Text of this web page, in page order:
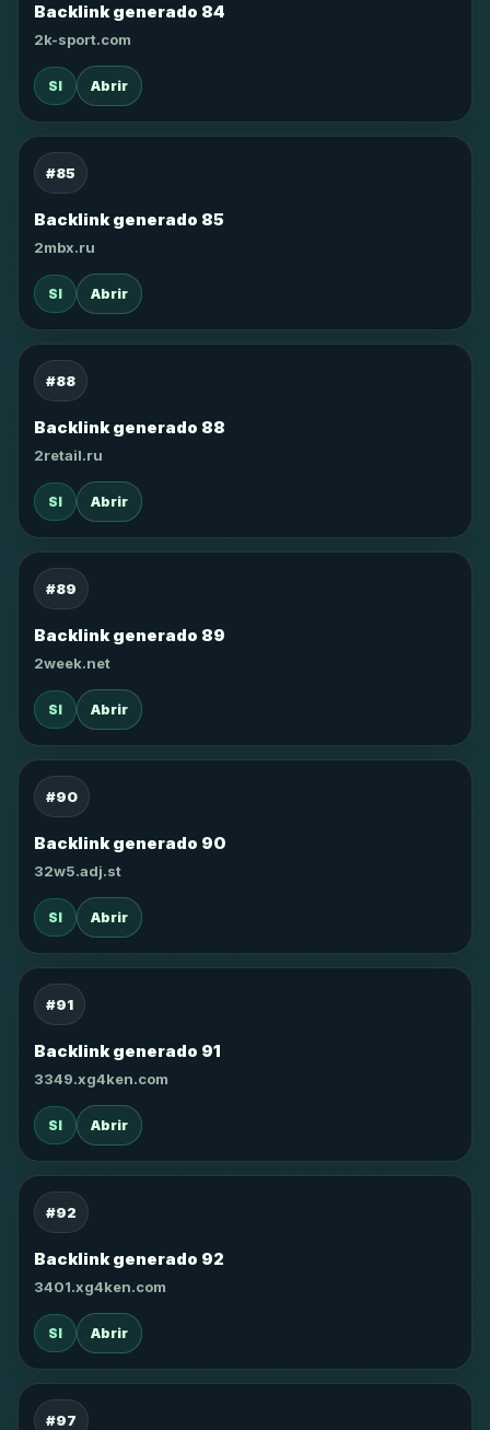
Backlink generado 84
2k-sport.com
SI Abrir
#85
Backlink generado 85
2mbx.ru
SI Abrir
#88
Backlink generado 88
2retail.ru
SI Abrir
#89
Backlink generado 89
2week.net
SI Abrir
#90
Backlink generado 90
32w5.adj.st
SI Abrir
#91
Backlink generado 91
3349.xg4ken.com
SI Abrir
#92
Backlink generado 92
3401.xg4ken.com
SI Abrir
#97